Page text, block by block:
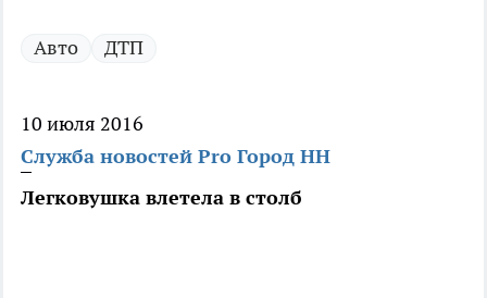
Авто ДТП
10 июля 2016
Служба новостей Pro Город НН
Легковушка влетела в столб